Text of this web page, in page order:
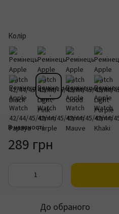
Колір
В наявності
289 грн
До обраного